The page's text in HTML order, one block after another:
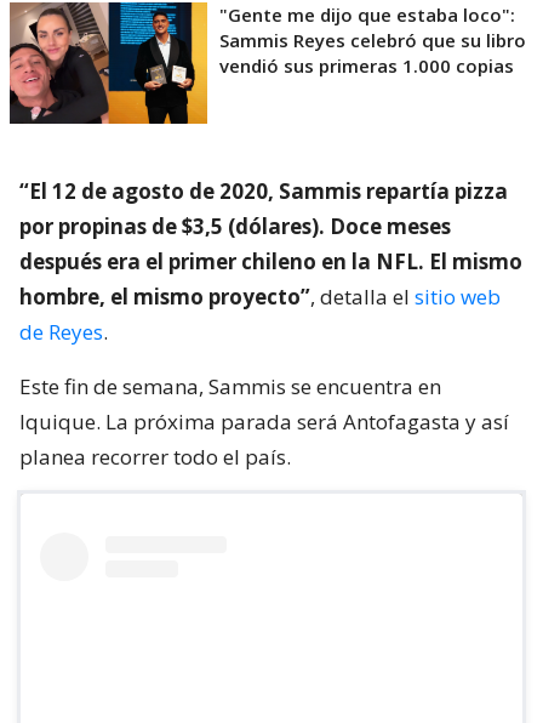
"Gente me dijo que estaba loco":
Sammis Reyes celebró que su libro
vendió sus primeras 1.000 copias
“El 12 de agosto de 2020, Sammis repartía pizza
por propinas de $3,5 (dólares). Doce meses
después era el primer chileno en la NFL. El mismo
hombre, el mismo proyecto”, detalla el sitio web
de Reyes.
Este fin de semana, Sammis se encuentra en
Iquique. La próxima parada será Antofagasta y así
planea recorrer todo el país.